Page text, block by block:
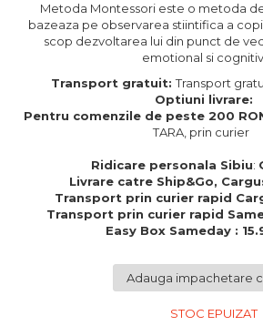
Cadouri de Paste
Produse personalizate pentru
Martisoare
Cadouri personalizate pentru
Cadouri pentru profesori
Cadouri pentru parinti
Cadouri pentru EA
Cadouri pentru EL
Cadouri pentru iubita
Cadouri pentru mama
Metoda Montessori este o metoda
bazeaza pe observarea stiintifica a
scop dezvoltarea lui din punct de
emotional si cognitiv.
Transport gratuit:Transport
Optiuni livrare:
Pentru comenzile de peste 200
TARA, prin curier
Ridicare personala Sibiu:
Livrare catre Ship&Go,
Transport prin curier rapid
Transport prin curier rapid
Easy Box Sameday :
STOC EPUIZAT